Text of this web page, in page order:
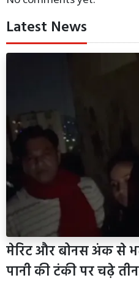
Latest News
मेरिट और बोनस अंक से
पानी की टंकी पर चढ़े तीन